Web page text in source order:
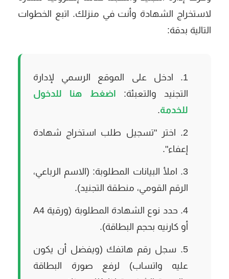
لاستخراج الشهادة وأنت في منزلك. اتبع الخطوات
التالية بدقة:
ادخل على الموقع الرسمي لإدارة
التجنيد والتعبئة: اضغط هنا للدخول
للخدمة.
اختر "تسجيل طلب استخراج شهادة
إعفاء".
املأ البيانات المطلوبة: (الاسم الرباعي،
الرقم القومي، منطقة التجنيد).
حدد نوع الشهادة المطلوبة (ورقية A4
أو كارنيه بحجم البطاقة).
سجل رقم هاتفك (ويفضل أن يكون
عليه واتساب) لرفع صورة البطاقة